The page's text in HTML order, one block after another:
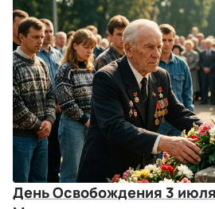
День Освобождения 3 июля